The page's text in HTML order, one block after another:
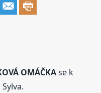
OMÁČKAse k